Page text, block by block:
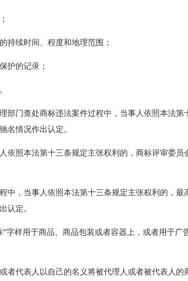
时间、程度和地理范围；
的记录；
处商标违法案件过程中，当事人依照本法第
名情况作出认定。
法第十三条规定主张权利的，商标评审委员
事人依照本法第十三条规定主张权利的，最
认定。
用于商品、商品包装或者容器上，或者用于广告
人以自己的名义将被代理人或者被代表人的商